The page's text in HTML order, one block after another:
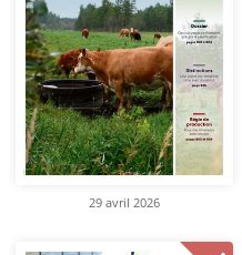
29 avril 2026